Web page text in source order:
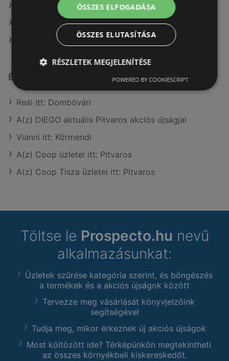
A(z) AlphaZoo ajánlatai
A(z) Interspar ajánlatai
A(z) Privát max ajánlatai
Érdeklődésre számot tartó elemek itt:
Reál itt: Dombóvári
A(z) DIEGO aktuális Pitvaros akciós újságjai
Vianni itt: Körmendi
A(z) Coop üzletei itt: Pitvaros
A(z) Coop Tisza üzletei itt: Pitvaros
Töltse le Prospecto.hu nevű
alkalmazásunkat:
Üzletek szűrése kategória szerint, és böngészés
a termékek és a akciós újságok között
Tervezze meg vásárlását könyvjelzőink
segítségével
Tudja meg, mikor érkeznek új akciós újságok
Most költözött ide? Térképünkön megtekintheti
az összes környékbeli kiskereskedőt.
ÖSSZES ELFOGADÁSA
ÖSSZES ELUTASÍTÁSA
RÉSZLETEK MEGJELENÍTÉSE
POWERED BY COOKIESCRIPT